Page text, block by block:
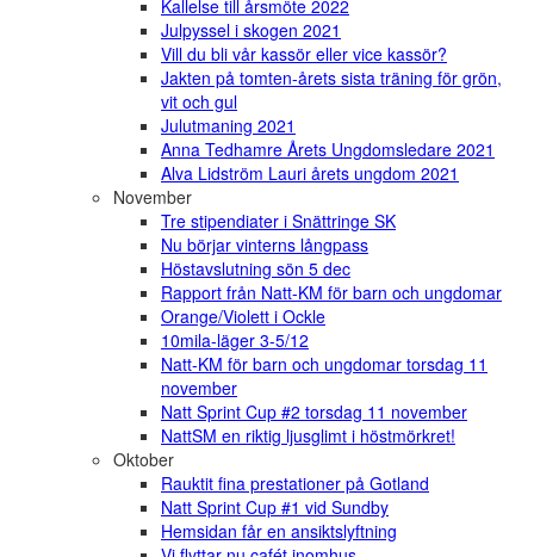
Kallelse till årsmöte 2022
Julpyssel i skogen 2021
Vill du bli vår kassör eller vice kassör?
Jakten på tomten-årets sista träning för grön,
vit och gul
Julutmaning 2021
Anna Tedhamre Årets Ungdomsledare 2021
Alva Lidström Lauri årets ungdom 2021
November
Tre stipendiater i Snättringe SK
Nu börjar vinterns långpass
Höstavslutning sön 5 dec
Rapport från Natt-KM för barn och ungdomar
Orange/Violett i Ockle
10mila-läger 3-5/12
Natt-KM för barn och ungdomar torsdag 11
november
Natt Sprint Cup #2 torsdag 11 november
NattSM en riktig ljusglimt i höstmörkret!
Oktober
Rauktit fina prestationer på Gotland
Natt Sprint Cup #1 vid Sundby
Hemsidan får en ansiktslyftning